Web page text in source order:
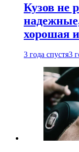
Кузов не
хорошая
3 года спустя3